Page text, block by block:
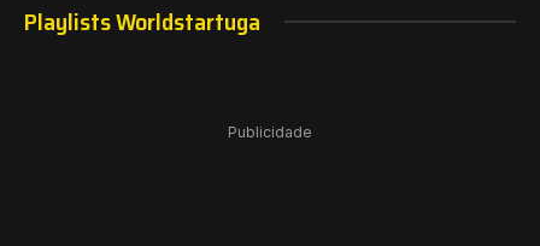
Playlists Worldstartuga
Publicidade